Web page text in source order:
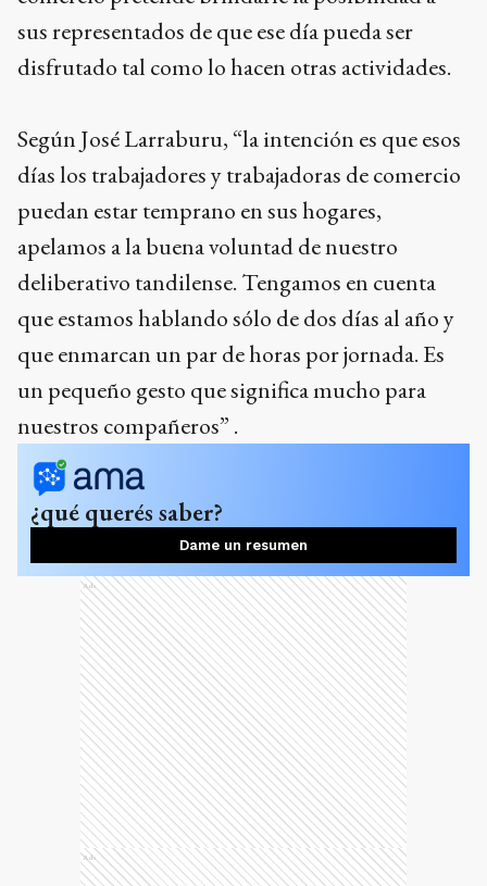
sus representados de que ese día pueda ser
disfrutado tal como lo hacen otras actividades.
Según José Larraburu, “la intención es que esos
días los trabajadores y trabajadoras de comercio
puedan estar temprano en sus hogares,
apelamos a la buena voluntad de nuestro
deliberativo tandilense. Tengamos en cuenta
que estamos hablando sólo de dos días al año y
que enmarcan un par de horas por jornada. Es
un pequeño gesto que significa mucho para
nuestros compañeros” .
¿qué querés saber?
Dame un resumen
Ads
Ads